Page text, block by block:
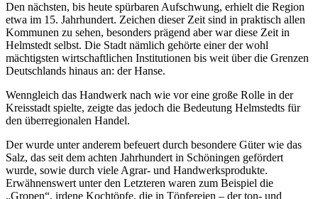
Den nächsten, bis heute spürbaren Aufschwung, erhielt die Region
etwa im 15. Jahrhundert. Zeichen dieser Zeit sind in praktisch allen
Kommunen zu sehen, besonders prägend aber war diese Zeit in
Helmstedt selbst. Die Stadt nämlich gehörte einer der wohl
mächtigsten wirtschaftlichen Institutionen bis weit über die Grenzen
Deutschlands hinaus an: der Hanse.
Wenngleich das Handwerk nach wie vor eine große Rolle in der
Kreisstadt spielte, zeigte das jedoch die Bedeutung Helmstedts für
den überregionalen Handel.
Der wurde unter anderem befeuert durch besondere Güter wie das
Salz, das seit dem achten Jahrhundert in Schöningen gefördert
wurde, sowie durch viele Agrar- und Handwerksprodukte.
Erwähnenswert unter den Letzteren waren zum Beispiel die
„Gropen“, irdene Kochtöpfe, die in Töpfereien – der ton- und